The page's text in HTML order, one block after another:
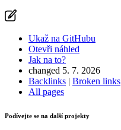
Ukaž na GitHubu
Otevři náhled
Jak na to?
changed 5. 7. 2026
Backlinks | Broken links
All pages
Podívejte se na další projekty